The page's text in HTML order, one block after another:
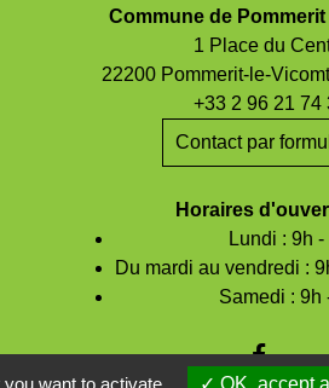
Commune de
1 Place du
22200 Pommerit-le-
+33 2 96 21 74
Contact par
Horaires
Lundi : 9h -
Du mardi au vendredi :
Samedi : 9h
want to activate OK, accept all